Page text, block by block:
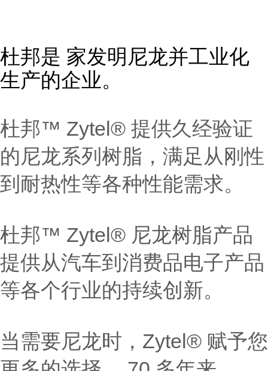
杜邦是 家发明尼龙并工业化
生产的企业。
杜邦™ Zytel® 提供久经验证
的尼龙系列树脂，满足从刚性
到耐热性等各种性能需求。
杜邦™ Zytel® 尼龙树脂产品
提供从汽车到消费品电子产品
等各个行业的持续创新。
当需要尼龙时，Zytel® 赋予您